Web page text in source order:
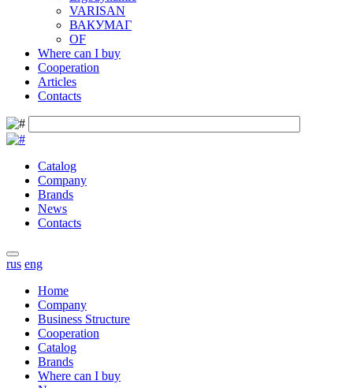
VARISAN
ВАКУМАГ
OF
Where can I buy
Cooperation
Articles
Contacts
Catalog
Company
Brands
News
Contacts
rus eng
Home
Company
Business Structure
Cooperation
Catalog
Brands
Where can I buy